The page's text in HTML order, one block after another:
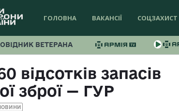
ГОЛОВНА ВАКАНСІЇ СОЦЗАХИСТ
ВЕТЕРАНА
відсотків запасів
зброї — ГУР